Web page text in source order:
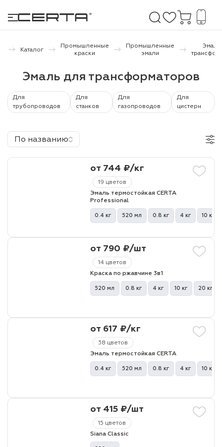
покрытия
и дачи
бетону,
Каталог
Промышленные
краски
Промышленные
эмали
Эмаль для трансформаторов
Для
трубопроводов
Для
станков
Для
газопроводов
Для
цистерн
По названию
19 цветов
от 744 ₽/кг
Эмаль термостойкая CERTA
Professional
0.4 кг 520 мл 0.8 кг 4 кг 10 кг
14 цветов
от 790 ₽/шт
Краска по ржавчине 3в1
520 мл 0.8 кг 4 кг 10 кг 20 кг
38 цветов
от 617 ₽/кг
Эмаль термостойкая CERTA
0.4 кг 520 мл 0.8 кг 4 кг 10 кг
15 цветов
от 415 ₽/шт
Siana Classic